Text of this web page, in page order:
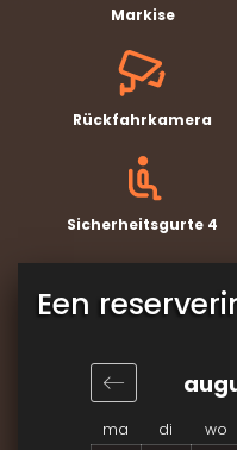
Markise
Rückfahrkamera
Sicherheitsgurte 4
Een
ma di wo